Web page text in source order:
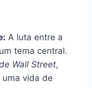
A luta entre a
tema central.
Wall Street,
vida de